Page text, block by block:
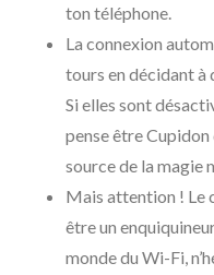
ton téléphone.
La connexion
tours en décidant à
Si elles sont
pense être
source de la magie
Mais attention ! Le
être un
monde du Wi-Fi,